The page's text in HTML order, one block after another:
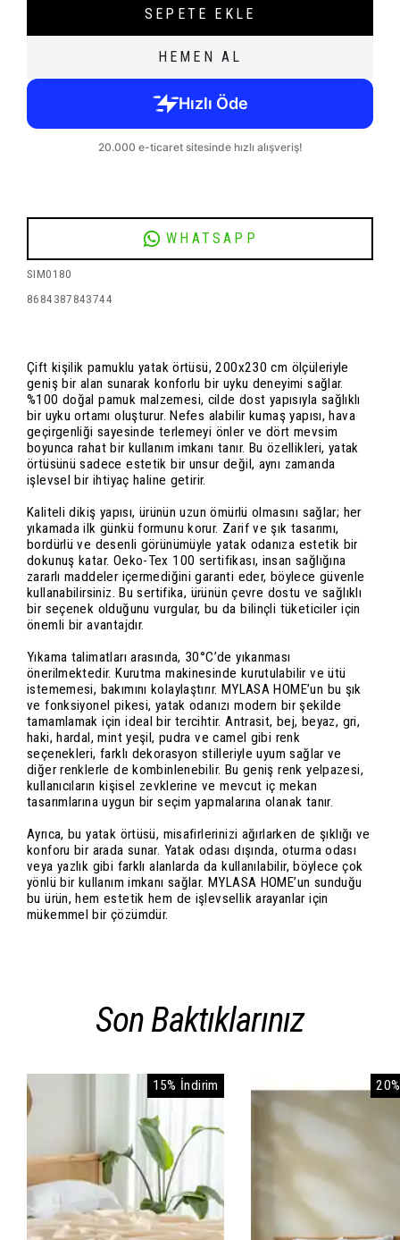
SEPETE EKLE
HEMEN AL
WHATSAPP
SIM0180
8684387843744
Çift kişilik pamuklu yatak örtüsü, 200x230 cm ölçüleriyle
geniş bir alan sunarak konforlu bir uyku deneyimi sağlar.
%100 doğal pamuk malzemesi, cilde dost yapısıyla sağlıklı
bir uyku ortamı oluşturur. Nefes alabilir kumaş yapısı, hava
geçirgenliği sayesinde terlemeyi önler ve dört mevsim
boyunca rahat bir kullanım imkanı tanır. Bu özellikleri, yatak
örtüsünü sadece estetik bir unsur değil, aynı zamanda
işlevsel bir ihtiyaç haline getirir.
Kaliteli dikiş yapısı, ürünün uzun ömürlü olmasını sağlar; her
yıkamada ilk günkü formunu korur. Zarif ve şık tasarımı,
bordürlü ve desenli görünümüyle yatak odanıza estetik bir
dokunuş katar. Oeko-Tex 100 sertifikası, insan sağlığına
zararlı maddeler içermediğini garanti eder, böylece güvenle
kullanabilirsiniz. Bu sertifika, ürünün çevre dostu ve sağlıklı
bir seçenek olduğunu vurgular, bu da bilinçli tüketiciler için
önemli bir avantajdır.
Yıkama talimatları arasında, 30°C’de yıkanması
önerilmektedir. Kurutma makinesinde kurutulabilir ve ütü
istememesi, bakımını kolaylaştırır. MYLASA HOME’un bu şık
ve fonksiyonel pikesi, yatak odanızı modern bir şekilde
tamamlamak için ideal bir tercihtir. Antrasit, bej, beyaz, gri,
haki, hardal, mint yeşil, pudra ve camel gibi renk
seçenekleri, farklı dekorasyon stilleriyle uyum sağlar ve
diğer renklerle de kombinlenebilir. Bu geniş renk yelpazesi,
kullanıcıların kişisel zevklerine ve mevcut iç mekan
tasarımlarına uygun bir seçim yapmalarına olanak tanır.
Ayrıca, bu yatak örtüsü, misafirlerinizi ağırlarken de şıklığı ve
konforu bir arada sunar. Yatak odası dışında, oturma odası
veya yazlık gibi farklı alanlarda da kullanılabilir, böylece çok
yönlü bir kullanım imkanı sağlar. MYLASA HOME’un sunduğu
bu ürün, hem estetik hem de işlevsellik arayanlar için
mükemmel bir çözümdür.
Son Baktıklarınız
15% İndirim